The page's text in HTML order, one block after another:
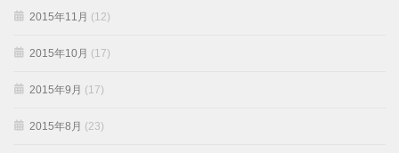
2015年11月 (12)
2015年10月 (17)
2015年9月 (17)
2015年8月 (23)